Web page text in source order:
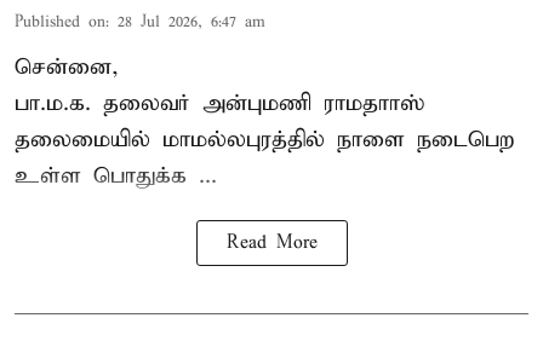
Published on: 28 Jul 2026, 6:47 am
சென்னை,
பா.ம.க. தலைவர் அன்புமணி ராமதாாஸ்
தலைமையில் மாமல்லபுரத்தில் நாளை நடைபெற
உள்ள பொதுக்க ...
Read More